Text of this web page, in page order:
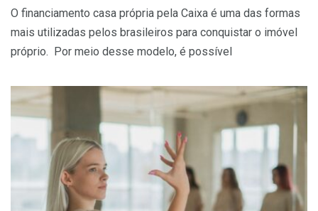
O financiamento casa própria pela Caixa é uma das formas
mais utilizadas pelos brasileiros para conquistar o imóvel
próprio. Por meio desse modelo, é possível